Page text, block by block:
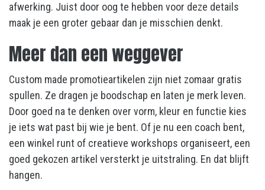
afwerking. Juist door oog te hebben voor deze details
maak je een groter gebaar dan je misschien denkt.
Meer dan een weggever
Custom made promotieartikelen zijn niet zomaar gratis
spullen. Ze dragen je boodschap en laten je merk leven.
Door goed na te denken over vorm, kleur en functie kies
je iets wat past bij wie je bent. Of je nu een coach bent,
een winkel runt of creatieve workshops organiseert, een
goed gekozen artikel versterkt je uitstraling. En dat blijft
hangen.